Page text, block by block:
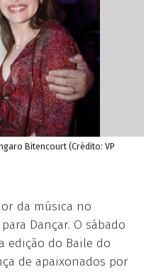
Bitencourt (Crédito: VP
da música no
Dançar. O sábado
edição do Baile do
de apaixonados por